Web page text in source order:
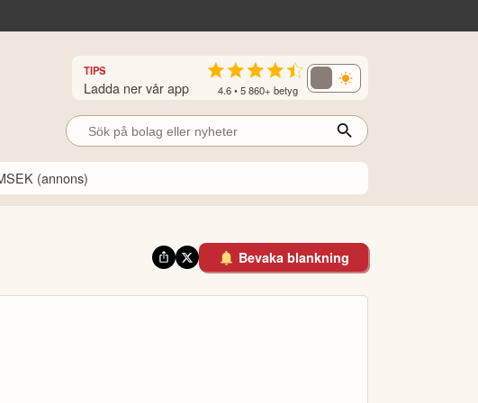
TIPS
Ladda ner vår app 4.6 • 5 860+ betyg
(annons)
Bevaka blankning